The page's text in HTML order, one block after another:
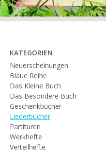
KATEGORIEN
Neuerscheinungen
Blaue Reihe
Das Kleine Buch
Das Besondere Buch
Geschenkbücher
Liederbücher
Partituren
Werkhefte
Verteilhefte